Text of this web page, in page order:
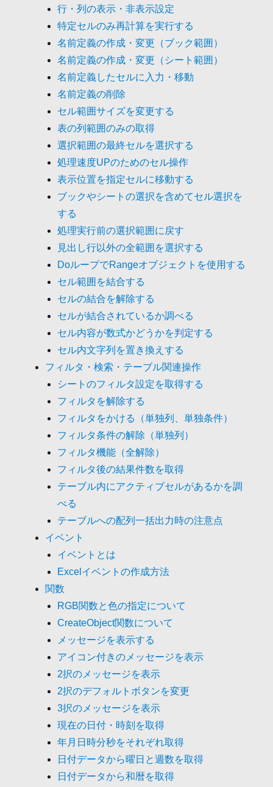
行・列の表示・非表示設定
特定セルのみ再計算を実行する
名前定義の作成・変更（ブック範囲）
名前定義の作成・変更（シート範囲）
名前定義したセルに入力・移動
名前定義の削除
セル範囲サイズを変更する
表の列範囲のみの取得
選択範囲の最終セルを選択する
処理速度UPのためのセル操作
表示位置を指定セルに移動する
ブックやシートの選択を含めてセル選択を
する
処理実行前の選択範囲に戻す
見出し行以外の全範囲を選択する
DoループでRangeオブジェクトを使用する
セル範囲を結合する
セルの結合を解除する
セルが結合されているか調べる
セル内容が数式かどうかを判定する
セル内文字列を置き換えする
フィルタ・検索・テーブル関連操作
シートのフィルタ設定を取得する
フィルタを解除する
フィルタをかける（単独列、単独条件）
フィルタ条件の解除（単独列）
フィルタ機能（全解除）
フィルタ後の結果件数を取得
テーブル内にアクティブセルがあるかを調
べる
テーブルへの配列一括出力時の注意点
イベント
イベントとは
Excelイベントの作成方法
関数
RGB関数と色の指定について
CreateObject関数について
メッセージを表示する
アイコン付きのメッセージを表示
2択のメッセージを表示
2択のデフォルトボタンを変更
3択のメッセージを表示
現在の日付・時刻を取得
年月日時分秒をそれぞれ取得
日付データから曜日と週数を取得
日付データから和暦を取得